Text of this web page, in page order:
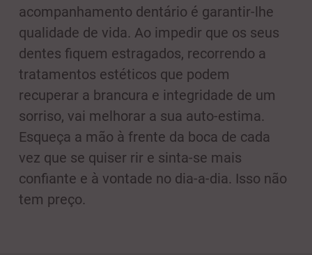
acompanhamento dentário é garantir-lhe
qualidade de vida. Ao impedir que os seus
dentes fiquem estragados, recorrendo a
tratamentos estéticos que podem
recuperar a brancura e integridade de um
sorriso, vai melhorar a sua auto-estima.
Esqueça a mão à frente da boca de cada
vez que se quiser rir e sinta-se mais
confiante e à vontade no dia-a-dia. Isso não
tem preço.